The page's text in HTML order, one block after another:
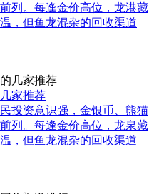
列。每逢金价高位，龙港藏
，但鱼龙混杂的回收渠道
家推荐
投资意识强，金银币、熊猫
列。每逢金价高位，龙泉藏
，但鱼龙混杂的回收渠道